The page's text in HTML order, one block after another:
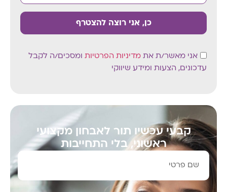
אני מאשר/ת את מדיניות הפרטיות ומסכים/ה לקבל
עדכונים, הצעות ומידע שיווקי
כן, אני רוצה להצטרף
קבעי עכשיו תור לאבחון מקצועי
ראשוני, בלי התחייבות